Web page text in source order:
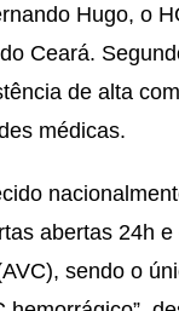
Hugo, o
Ceará.
de alta
médicas.
abertas 24h
sendo o